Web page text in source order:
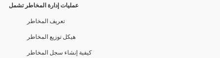
عمليات إدارة المخاطر تشمل
تعريف المخاطر
هيكل توزيع المخاطر
كيفية إنشاء سجل المخاطر